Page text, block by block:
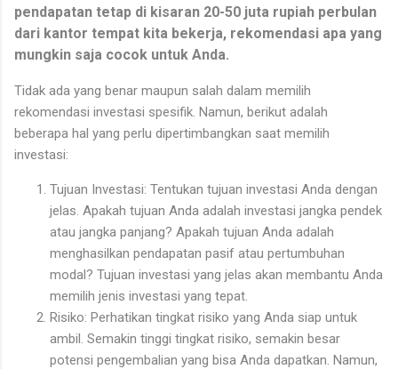
pendapatan tetap di kisaran 20-50 juta rupiah perbulan
dari kantor tempat kita bekerja, rekomendasi apa yang
mungkin saja cocok untuk Anda.
Tidak ada yang benar maupun salah dalam memilih
rekomendasi investasi spesifik. Namun, berikut adalah
beberapa hal yang perlu dipertimbangkan saat memilih
investasi:
Tujuan Investasi: Tentukan tujuan investasi Anda dengan
jelas. Apakah tujuan Anda adalah investasi jangka pendek
atau jangka panjang? Apakah tujuan Anda adalah
menghasilkan pendapatan pasif atau pertumbuhan
modal? Tujuan investasi yang jelas akan membantu Anda
memilih jenis investasi yang tepat.
Risiko: Perhatikan tingkat risiko yang Anda siap untuk
ambil. Semakin tinggi tingkat risiko, semakin besar
potensi pengembalian yang bisa Anda dapatkan. Namun,